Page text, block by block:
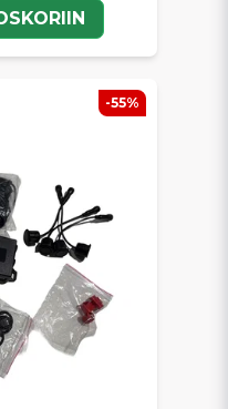
-55%